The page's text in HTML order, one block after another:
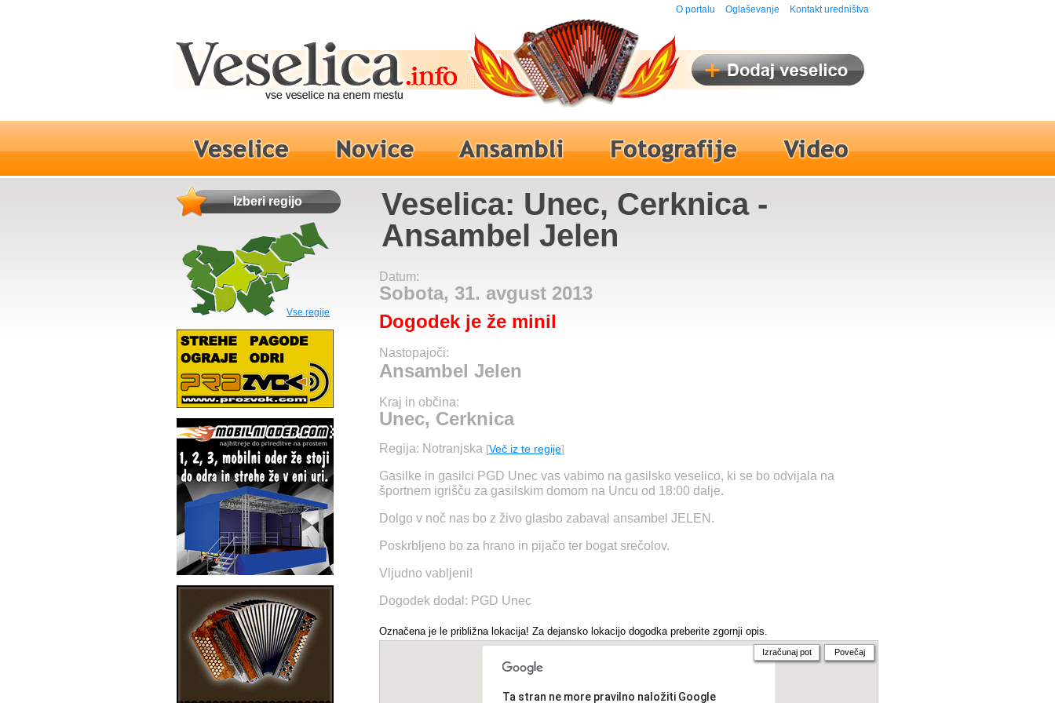
O portalu Oglaševanje Kontakt uredništva
Izberi regijo
Vse regije
Veselica: Unec, Cerknica -
Ansambel Jelen
Datum:
Sobota, 31. avgust 2013
Dogodek je že minil
Nastopajoči:
Ansambel Jelen
Kraj in občina:
Unec, Cerknica
Regija: Notranjska [Več iz te regije]
Gasilke in gasilci PGD Unec vas vabimo na gasilsko veselico, ki se bo odvijala na
športnem igrišču za gasilskim domom na Uncu od 18:00 dalje.
Dolgo v noč nas bo z živo glasbo zabaval ansambel JELEN.
Poskrbljeno bo za hrano in pijačo ter bogat srečolov.
Vljudno vabljeni!
Dogodek dodal: PGD Unec
Označena je le približna lokacija! Za dejansko lokacijo dogodka preberite zgornji opis.
Ta stran ne more pravilno naložiti Google
Izračunaj pot Povečaj